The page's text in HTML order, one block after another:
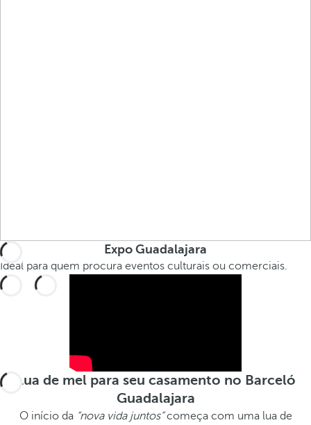
Expo Guadalajara
Ideal para quem procura eventos culturais ou comerciais.
Lua de mel para seu casamento no Barceló
Guadalajara
O início da “nova vida juntos”começa com uma lua de